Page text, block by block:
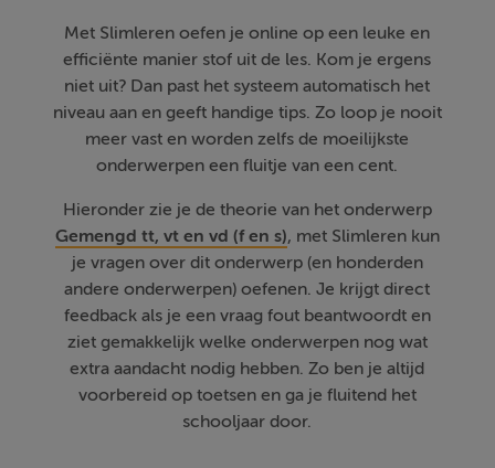
Met Slimleren oefen je online op een leuke en
efficiënte manier stof uit de les. Kom je ergens
niet uit? Dan past het systeem automatisch het
niveau aan en geeft handige tips. Zo loop je nooit
meer vast en worden zelfs de moeilijkste
onderwerpen een fluitje van een cent.
Hieronder zie je de theorie van het onderwerp
Gemengd tt, vt en vd (f en s), met Slimleren kun
je vragen over dit onderwerp (en honderden
andere onderwerpen) oefenen. Je krijgt direct
feedback als je een vraag fout beantwoordt en
ziet gemakkelijk welke onderwerpen nog wat
extra aandacht nodig hebben. Zo ben je altijd
voorbereid op toetsen en ga je fluitend het
schooljaar door.